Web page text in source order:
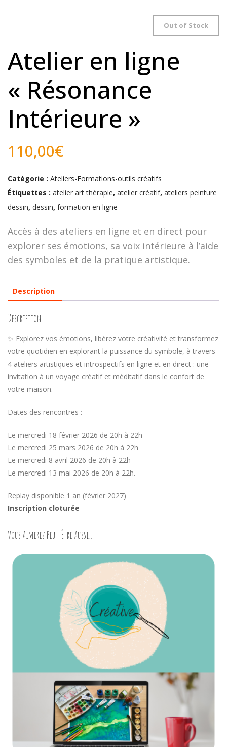
Out of Stock
Atelier en ligne
« Résonance
Intérieure »
110,00€
Catégorie : Ateliers-Formations-outils créatifs
Étiquettes : atelier art thérapie, atelier créatif, ateliers peinture
dessin, dessin, formation en ligne
Accès à des ateliers en ligne et en direct pour
explorer ses émotions, sa voix intérieure à l’aide
des symboles et de la pratique artistique.
Description
Description
✨ Explorez vos émotions, libérez votre créativité et transformez
votre quotidien en explorant la puissance du symbole, à travers
4 ateliers artistiques et introspectifs en ligne et en direct : une
invitation à un voyage créatif et méditatif dans le confort de
votre maison.
Dates des rencontres :
Le mercredi 18 février 2026 de 20h à 22h
Le mercredi 25 mars 2026 de 20h à 22h
Le mercredi 8 avril 2026 de 20h à 22h
Le mercredi 13 mai 2026 de 20h à 22h.
Replay disponible 1 an (février 2027)
Inscription cloturée
Vous Aimerez Peut-Être Aussi…